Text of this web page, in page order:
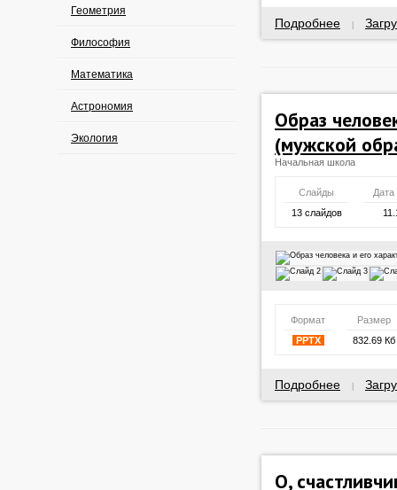
Геометрия
Философия
Математика
Астрономия
Экология
Подробнее
Образ
(мужской
Начальная школа
Слайды
Дата
13 слайдов
Формат
Размер
PPTX
832.69 Кб
Подробнее
О,